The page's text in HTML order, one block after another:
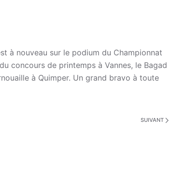
à nouveau sur le podium du Championnat
concours de printemps à Vannes, le Bagad
à Quimper. Un grand bravo à toute
SUIVANT